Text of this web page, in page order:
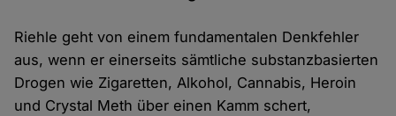
Riehle geht von einem fundamentalen Denkfehler
aus, wenn er einerseits sämtliche substanzbasierten
Drogen wie Zigaretten, Alkohol, Cannabis, Heroin
und Crystal Meth über einen Kamm schert,